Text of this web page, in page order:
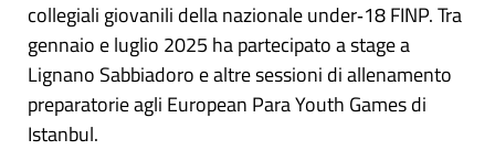
collegiali giovanili della nazionale under‑18 FINP. Tra
gennaio e luglio 2025 ha partecipato a stage a
Lignano Sabbiadoro e altre sessioni di allenamento
preparatorie agli European Para Youth Games di
Istanbul.